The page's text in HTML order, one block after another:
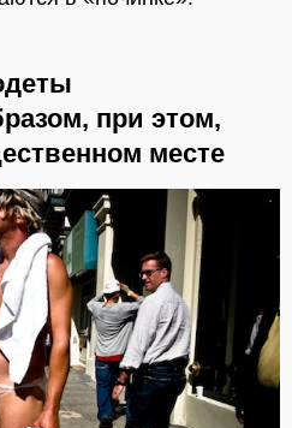
при этом,
месте